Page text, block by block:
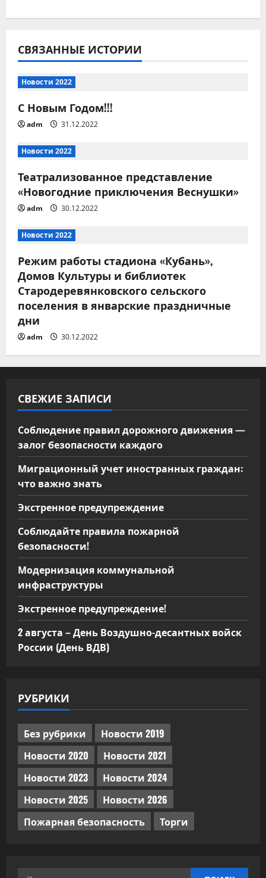
а
ц
и
я
п
о
з
а
п
и
с
я
м
СВЯЗАННЫЕ ИСТОРИИ
Новости 2022
С Новым Годом!!!
adm 31.12.2022
Новости 2022
Театрализованное представление
«Новогодние приключения Веснушки»
adm 30.12.2022
Новости 2022
Режим работы стадиона «Кубань»,
Домов Культуры и библиотек
Стародеревянковского сельского
поселения в январские праздничные
дни
adm 30.12.2022
СВЕЖИЕ ЗАПИСИ
Соблюдение правил дорожного движения —
залог безопасности каждого
Миграционный учет иностранных граждан:
что важно знать
Экстренное предупреждение
Соблюдайте правила пожарной
безопасности!
Модернизация коммунальной
инфраструктуры
Экстренное предупреждение!
2 августа – День Воздушно-десантных войск
России (День ВДВ)
РУБРИКИ
Без рубрики
Новости 2019
Новости 2020
Новости 2021
Новости 2023
Новости 2024
Новости 2025
Новости 2026
Пожарная безопасность
Торги
Найти: